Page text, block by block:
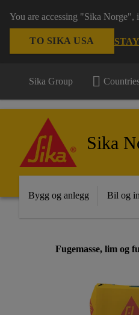
You are accessing "Sika Norge",
TO SIKA USA
Sika Group
Sika
Bygg og anlegg Bil og
Fugemasse, lim og